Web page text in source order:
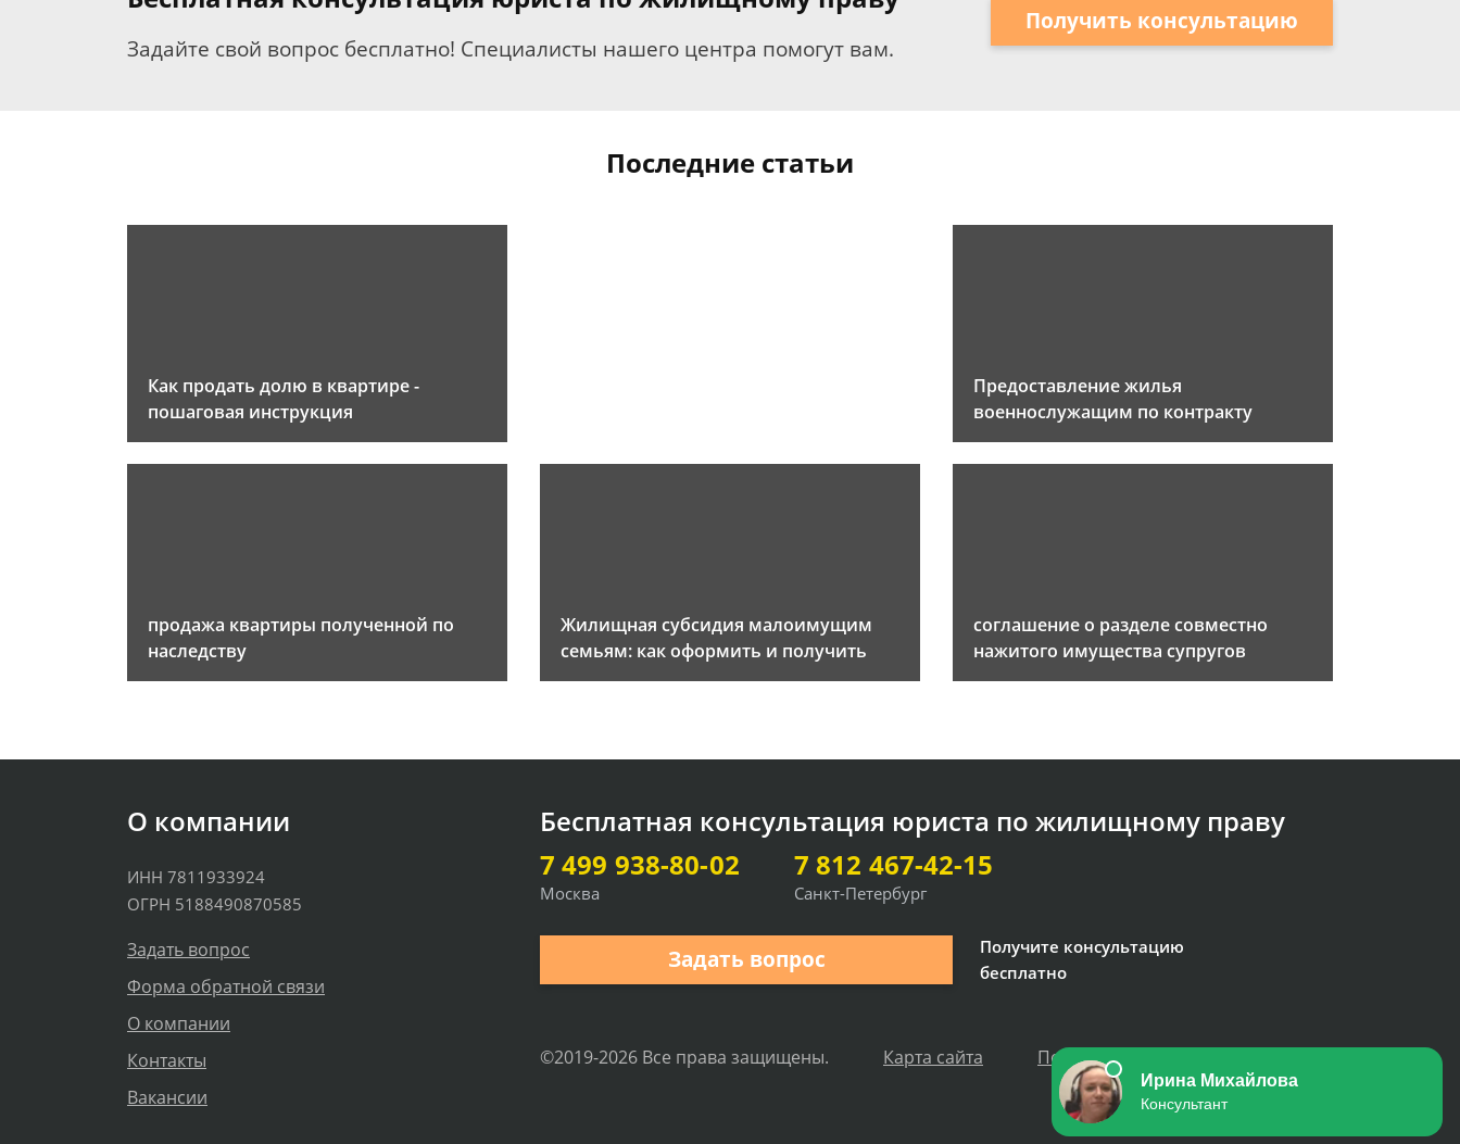
Задайте свой вопрос бесплатно! Специалисты нашего центра помогут вам.
Получить консультацию
Последние статьи
Как продать долю в квартире -
пошаговая инструкция
Предоставление жилья
военнослужащим по контракту
продажа квартиры полученной по
наследству
Жилищная субсидия малоимущим
семьям: как оформить и получить
соглашение о разделе совместно
нажитого имущества супругов
О компании
ИНН 7811933924
ОГРН 5188490870585
Задать вопрос
Форма обратной связи
О компании
Контакты
Вакансии
Бесплатная консультация юриста по жилищному праву
7 499 938-80-02
Москва
7 812 467-42-15
Санкт-Петербург
Задать вопрос
Получите консультацию
бесплатно
©2019-2026 Все права защищены. Карта сайта Политика персональных данных